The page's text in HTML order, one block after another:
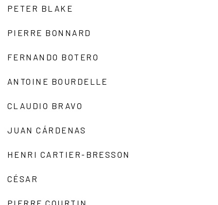
PETER BLAKE
PIERRE BONNARD
FERNANDO BOTERO
ANTOINE BOURDELLE
CLAUDIO BRAVO
JUAN CÁRDENAS
HENRI CARTIER-BRESSON
CÉSAR
PIERRE COURTIN